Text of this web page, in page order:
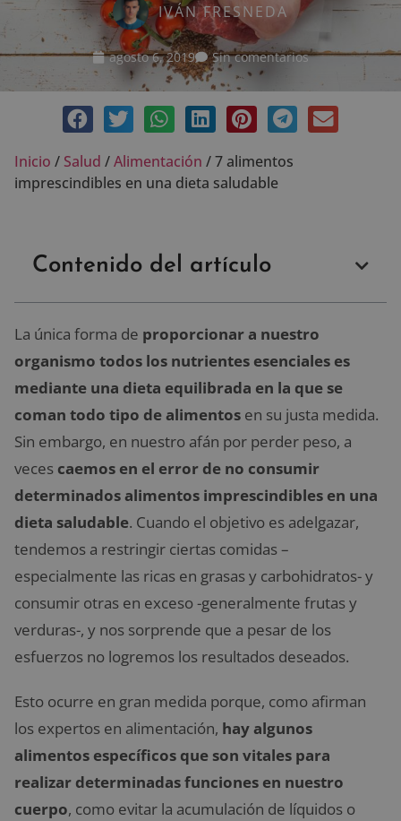
IVÁN FRESNEDA
agosto 6, 2019 Sin comentarios
Inicio / Salud /Alimentación /7 alimentos
imprescindibles en una dieta saludable
Contenido del artículo
La única forma de proporcionar a nuestro
organismo todos los nutrientes esenciales es
mediante una dieta equilibrada en la que se
coman todo tipo de alimentos en su justa medida.
Sin embargo, en nuestro afán por perder peso, a
veces caemos en el error de no consumir
determinados alimentos imprescindibles en una
dieta saludable. Cuando el objetivo es adelgazar,
tendemos a restringir ciertas comidas –
especialmente las ricas en grasas y carbohidratos- y
consumir otras en exceso -generalmente frutas y
verduras-, y nos sorprende que a pesar de los
esfuerzos no logremos los resultados deseados.
Esto ocurre en gran medida porque, como afirman
los expertos en alimentación, hay algunos
alimentos específicos que son vitales para
realizar determinadas funciones en nuestro
cuerpo, como evitar la acumulación de líquidos o